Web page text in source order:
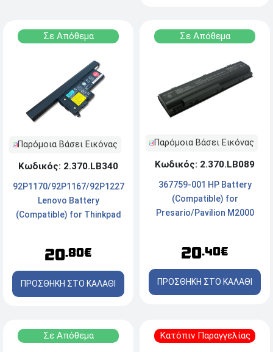
Σε Απόθεμα
Παρόμοια Βάσει Εικόνας
Κωδικός: 2.370.LB340
92P1170/92P1167/92P1227
Lenovo Battery
(Compatible) for Thinkpad
20.80€
ΠΡΟΣΘΗΚΗ ΣΤΟ ΚΑΛΑΘΙ
Σε Απόθεμα
Παρόμοια Βάσει Εικόνας
Κωδικός: 2.370.LB089
367759-001 HP Battery
(Compatible) for
Presario/Pavilion M2000
20.40€
ΠΡΟΣΘΗΚΗ ΣΤΟ ΚΑΛΑΘΙ
Σε Απόθεμα Κατόπιν Παραγγελίας